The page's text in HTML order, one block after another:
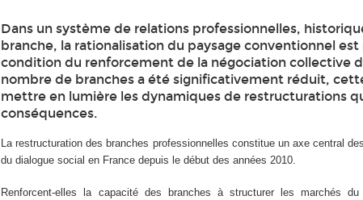
Dans un système de relations professionnelles,
branche, la rationalisation du paysage conventionnel
condition du renforcement de la négociation collective
nombre de branches a été significativement réduit,
mettre en lumière les dynamiques de restructurations
conséquences.
La restructuration des branches professionnelles constitue un axe central
du dialogue social en France depuis le début des années 2010.
Renforcent-elles la capacité des branches à structurer les marchés